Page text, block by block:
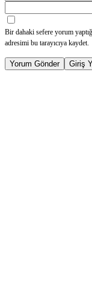
Bir dahaki sefere yorum
adresimi bu tarayıcıya kaydet.
Yorum Gönder Giriş